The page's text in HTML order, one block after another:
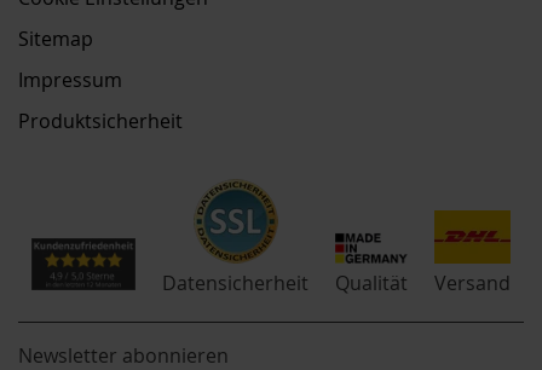
Sitemap
Impressum
Produktsicherheit
Datensicherheit Qualität Versand
Newsletter abonnieren